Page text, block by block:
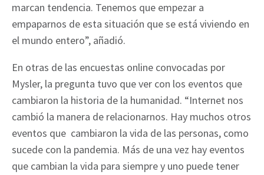
marcan tendencia. Tenemos que empezar a
empaparnos de esta situación que se está viviendo en
el mundo entero”, añadió.
En otras de las encuestas online convocadas por
Mysler, la pregunta tuvo que ver con los eventos que
cambiaron la historia de la humanidad. “Internet nos
cambió la manera de relacionarnos. Hay muchos otros
eventos que cambiaron la vida de las personas, como
sucede con la pandemia. Más de una vez hay eventos
que cambian la vida para siempre y uno puede tener